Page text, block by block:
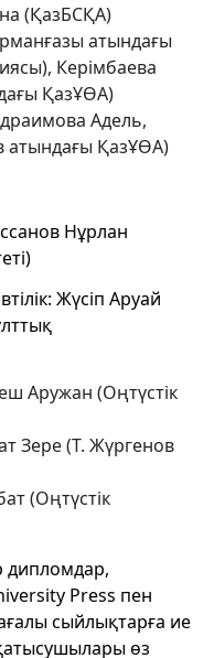
(ҚазБСҚА)
атындағы
Керімбаева
ҚазҰӨА)
Адель,
атындағы ҚазҰӨА)
Нұрлан
Жүсіп Аруай
Аружан (Оңтүстік
Зере (Т. Жүргенов
(Оңтүстік
дипломдар,
Press пен
сыйлықтарға ие
өз